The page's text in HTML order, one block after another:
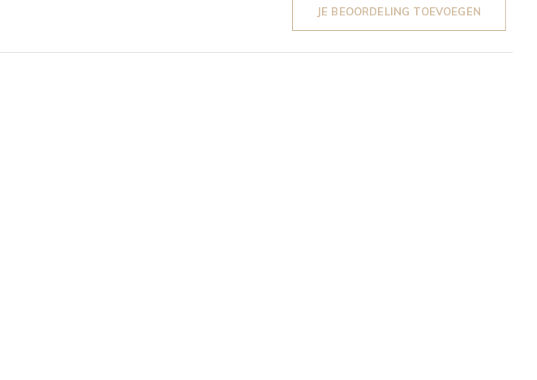
JE BEOORDELING TOEVOEGEN